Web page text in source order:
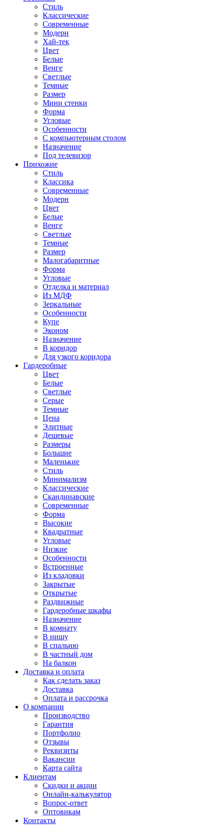
Стиль
Классические
Современные
Модерн
Хай-тек
Цвет
Белые
Венге
Светлые
Темные
Размер
Мини стенки
Форма
Угловые
Особенности
С компьютерным столом
Назначение
Под телевизор
Прихожие
Стиль
Классика
Современные
Модерн
Цвет
Белые
Венге
Светлые
Темные
Размер
Малогабаритные
Форма
Угловые
Отделка и материал
Из МДФ
Зеркальные
Особенности
Купе
Эконом
Назначение
В коридор
Для узкого коридора
Гардеробные
Цвет
Белые
Светлые
Серые
Темные
Цена
Элитные
Дешевые
Размеры
Большие
Маленькие
Стиль
Минимализм
Классические
Скандинавские
Современные
Форма
Высокие
Квадратные
Угловые
Низкие
Особенности
Встроенные
Из кладовки
Закрытые
Открытые
Раздвижные
Гардеробные шкафы
Назначение
В комнату
В нишу
В спальню
В частный дом
На балкон
Доставка и оплата
Как сделать заказ
Доставка
Оплата и рассрочка
О компании
Производство
Гарантия
Портфолио
Отзывы
Реквизиты
Вакансии
Карта сайта
Клиентам
Скидки и акции
Онлайн-калькулятор
Вопрос-ответ
Оптовикам
Контакты